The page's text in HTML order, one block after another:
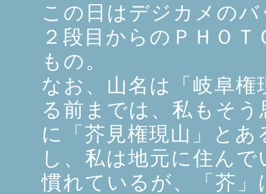
この日はデジカメの
２段目からのＰＨＯ
もの。
なお、山名は「岐阜
る前までは、私もそ
に「芥見権現山」と
し、私は地元に住ん
慣れているが、「芥